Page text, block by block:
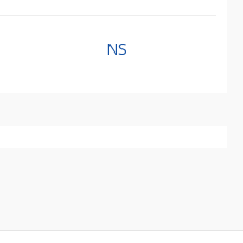
NS